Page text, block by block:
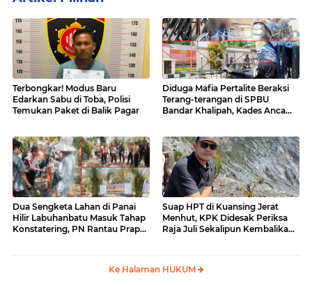
Terbongkar! Modus Baru
Edarkan Sabu di Toba, Polisi
Temukan Paket di Balik Pagar
Diduga Mafia Pertalite Beraksi
Terang-terangan di SPBU
Bandar Khalipah, Kades Ancam
Dua Sengketa Lahan di Panai
Hilir Labuhanbatu Masuk Tahap
Konstatering, PN Rantau Prapat
Suap HPT di Kuansing Jerat
Menhut, KPK Didesak Periksa
Raja Juli Sekalipun Kembalikan
Ke Halaman HUKUM